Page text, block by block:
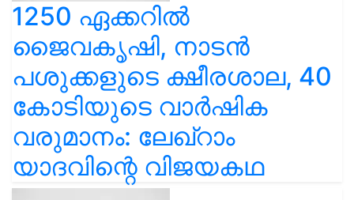
1250 ഏക്കറിൽ
ജൈവകൃഷി, നാടൻ
പശുക്കളുടെ ക്ഷീരശാല, 40
കോടിയുടെ വാർഷിക
വരുമാനം: ലേഖ്‌റാം
യാദവിന്റെ വിജയകഥ